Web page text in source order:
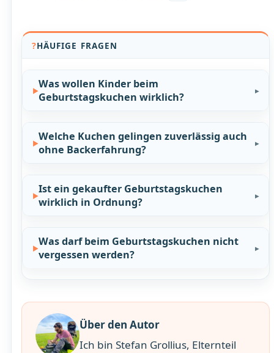
HÄUFIGE FRAGEN
Was wollen Kinder beim
Geburtstagskuchen wirklich?
Welche Kuchen gelingen zuverlässig auch
ohne Backerfahrung?
Ist ein gekaufter Geburtstagskuchen
wirklich in Ordnung?
Was darf beim Geburtstagskuchen nicht
vergessen werden?
Über den Autor
Ich bin Stefan Grollius, Elternteil